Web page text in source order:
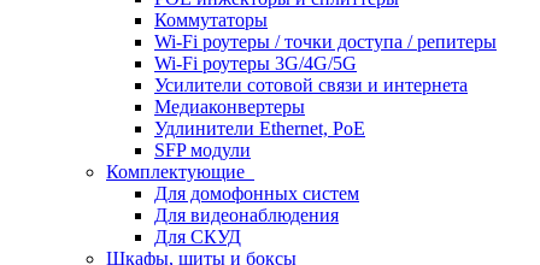
Коммутаторы
Wi-Fi роутеры / точки доступа / репитеры
Wi-Fi роутеры 3G/4G/5G
Усилители сотовой связи и интернета
Медиаконвертеры
Удлинители Ethernet, PoE
SFP модули
Комплектующие
Для домофонных систем
Для видеонаблюдения
Для СКУД
Шкафы, щиты и боксы